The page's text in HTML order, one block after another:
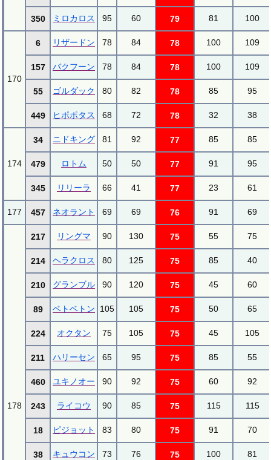
350 ミロカロス 95 60 79 81 100
170
6 リザードン 78 84 78 100 109
157 バクフーン 78 84 78 100 109
55 ゴルダック 80 82 78 85 95
449 ヒポポタス 68 72 78 32 38
174
34 ニドキング 81 92 77 85 85
479 ロトム 50 50 77 91 95
345 リリーラ 66 41 77 23 61
177 457 ネオラント 69 69 76 91 69
178
217 リングマ 90 130 75 55 75
214 ヘラクロス 80 125 75 85 40
210 グランブル 90 120 75 45 60
89 ベトベトン 105 105 75 50 65
224 オクタン 75 105 75 45 105
211 ハリーセン 65 95 75 85 55
460 ユキノオー 90 92 75 60 92
243 ライコウ 90 85 75 115 115
18 ピジョット 83 80 75 91 70
38 キュウコン 73 76 75 100 81